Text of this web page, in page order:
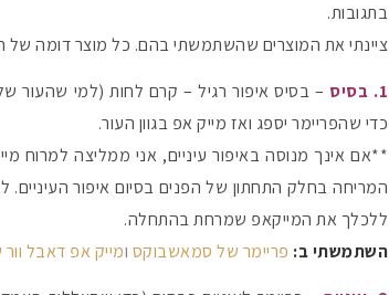
בתגובות.
ציינתי את המוצרים שהשתמשתי בהם. כל מוצר דומה של
1. בסיס
– בסיס איפור רגיל – קרם לחות (למי שהעור
כדי שהפריימר יספג ואז מייק אפ בגוון העור.
**אם אינך מנוסה באיפור עיניים, אני ממליצה למרוח
המריחה בחלק התחתון של הפנים בסיום איפור
ללכלך את המייקאפ שמרחת בהתחלה.
השתמשתי ב: פריימר של סמאשבוקס ומייק אפ דאבל